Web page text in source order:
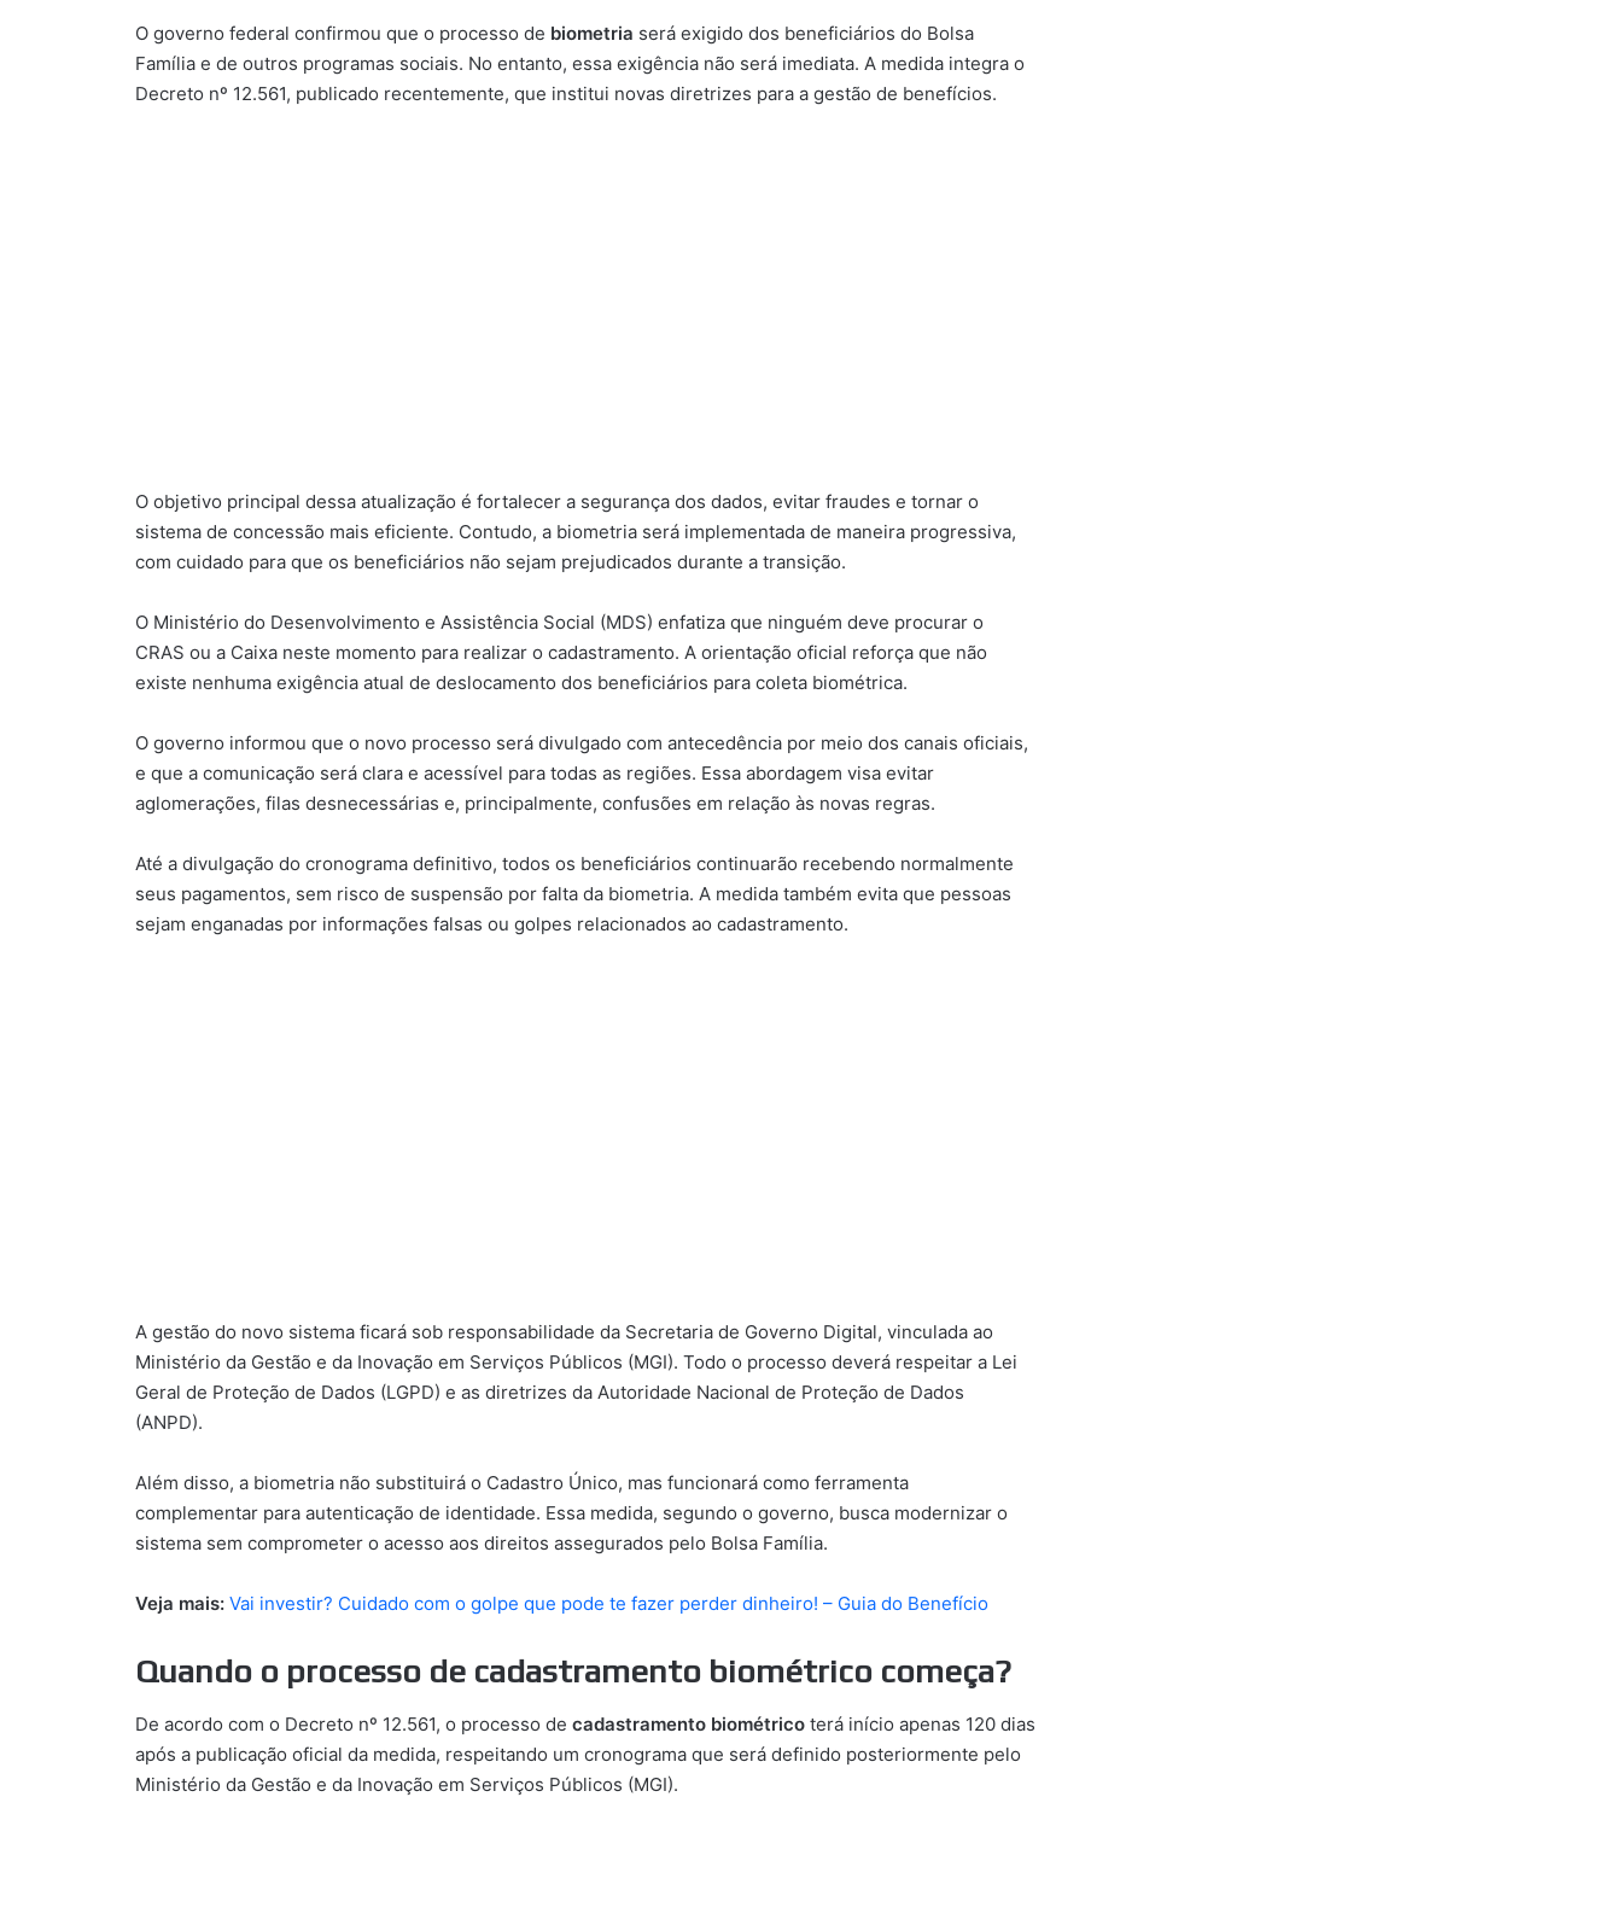
O governo federal confirmou que o processo de biometria será exigido dos beneficiários do Bolsa
Família e de outros programas sociais. No entanto, essa exigência não será imediata. A medida integra o
Decreto nº 12.561, publicado recentemente, que institui novas diretrizes para a gestão de benefícios.
O objetivo principal dessa atualização é fortalecer a segurança dos dados, evitar fraudes e tornar o
sistema de concessão mais eficiente. Contudo, a biometria será implementada de maneira progressiva,
com cuidado para que os beneficiários não sejam prejudicados durante a transição.
O Ministério do Desenvolvimento e Assistência Social (MDS) enfatiza que ninguém deve procurar o
CRAS ou a Caixa neste momento para realizar o cadastramento. A orientação oficial reforça que não
existe nenhuma exigência atual de deslocamento dos beneficiários para coleta biométrica.
O governo informou que o novo processo será divulgado com antecedência por meio dos canais oficiais,
e que a comunicação será clara e acessível para todas as regiões. Essa abordagem visa evitar
aglomerações, filas desnecessárias e, principalmente, confusões em relação às novas regras.
Até a divulgação do cronograma definitivo, todos os beneficiários continuarão recebendo normalmente
seus pagamentos, sem risco de suspensão por falta da biometria. A medida também evita que pessoas
sejam enganadas por informações falsas ou golpes relacionados ao cadastramento.
A gestão do novo sistema ficará sob responsabilidade da Secretaria de Governo Digital, vinculada ao
Ministério da Gestão e da Inovação em Serviços Públicos (MGI). Todo o processo deverá respeitar a Lei
Geral de Proteção de Dados (LGPD) e as diretrizes da Autoridade Nacional de Proteção de Dados
(ANPD).
Além disso, a biometria não substituirá o Cadastro Único, mas funcionará como ferramenta
complementar para autenticação de identidade. Essa medida, segundo o governo, busca modernizar o
sistema sem comprometer o acesso aos direitos assegurados pelo Bolsa Família.
Veja mais: Vai investir? Cuidado com o golpe que pode te fazer perder dinheiro! – Guia do Benefício
Quando o processo de cadastramento biométrico começa?
De acordo com o Decreto nº 12.561, o processo de cadastramento biométrico terá início apenas 120 dias
após a publicação oficial da medida, respeitando um cronograma que será definido posteriormente pelo
Ministério da Gestão e da Inovação em Serviços Públicos (MGI).